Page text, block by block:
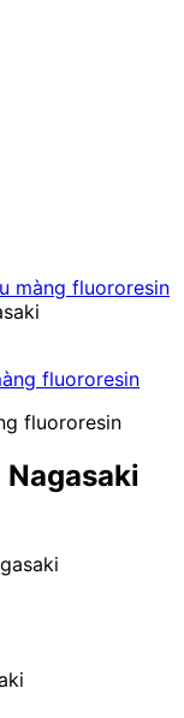
màng fluororesin
fluororesin
fluororesin
Nagasaki